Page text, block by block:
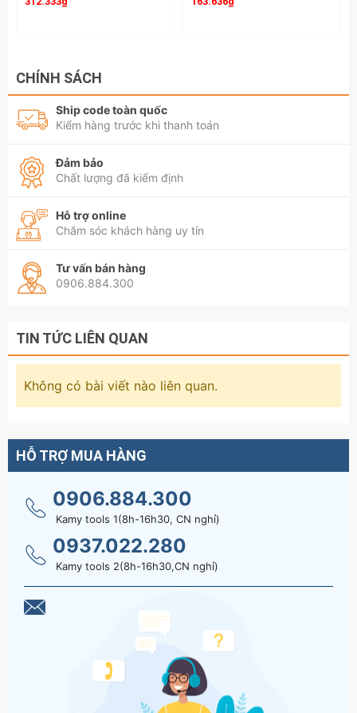
CHÍNH SÁCH
Ship code toàn quốc
Kiểm hàng trước khi thanh toán
Đảm bảo
Chất lượng đã kiểm định
Hỗ trợ online
Chăm sóc khách hàng uy tín
Tư vấn bán hàng
0906.884.300
TIN TỨC LIÊN QUAN
Không có bài viết nào liên quan.
HỖ TRỢ MUA HÀNG
0906.884.300
Kamy tools 1(8h-16h30, CN nghỉ)
0937.022.280
Kamy tools 2(8h-16h30,CN nghỉ)